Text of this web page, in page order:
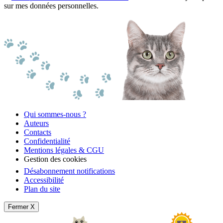
sur mes données personnelles.
Qui sommes-nous ?
Auteurs
Contacts
Confidentialité
Mentions légales & CGU
Gestion des cookies
Désabonnement notifications
Accessibilité
Plan du site
Fermer X